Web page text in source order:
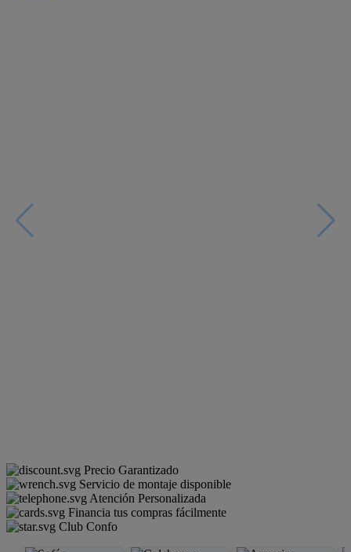
Precio Garantizado
Servicio de montaje disponible
Atención Personalizada
Financia tus compras fácilmente
Club Confo